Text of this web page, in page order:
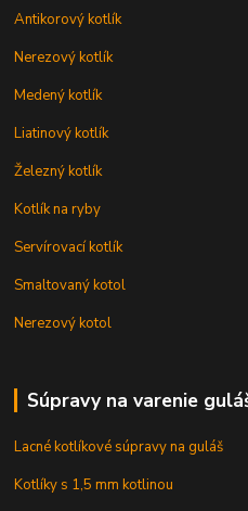
Antikorový kotlík
Nerezový kotlík
Medený kotlík
Liatinový kotlík
Železný kotlík
Kotlík na ryby
Servírovací kotlík
Smaltovaný kotol
Nerezový kotol
Súpravy na varenie
Lacné kotlíkové súpravy na guláš
Kotlíky s 1,5 mm kotlinou